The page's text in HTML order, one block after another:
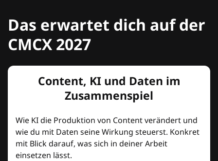
Das erwartet dich auf der
CMCX 2027
Content, KI und Daten im
Zusammenspiel
Wie KI die Produktion von Content verändert und
wie du mit Daten seine Wirkung steuerst. Konkret
mit Blick darauf, was sich in deiner Arbeit
einsetzen lässt.